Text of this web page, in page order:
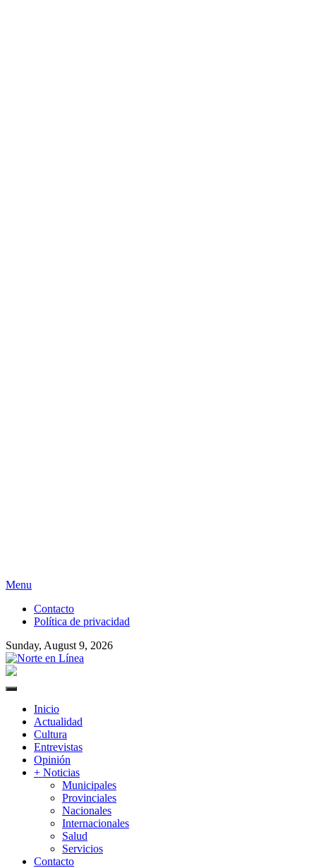
Skip
content
Menu
Contacto
Política de privacidad
Sunday, August 9, 2026
Primary
Inicio
Actualidad
Cultura
Entrevistas
Opinión
+ Noticias
Municipales
Provinciales
Nacionales
Internacionales
Salud
Servicios
Contacto